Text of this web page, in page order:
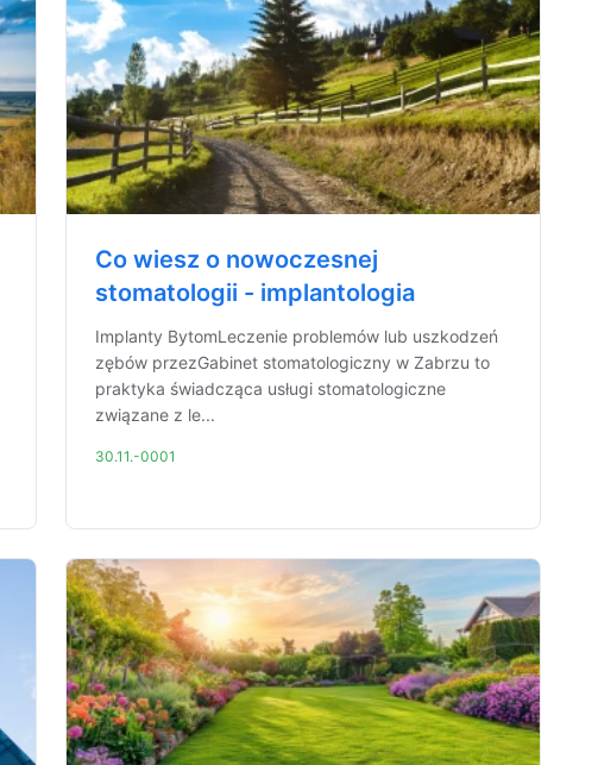
Co wiesz o nowoczesnej
stomatologii - implantologia
Implanty BytomLeczenie problemów lub uszkodzeń
zębów przezGabinet stomatologiczny w Zabrzu to
praktyka świadcząca usługi stomatologiczne
związane z le...
30.11.-0001